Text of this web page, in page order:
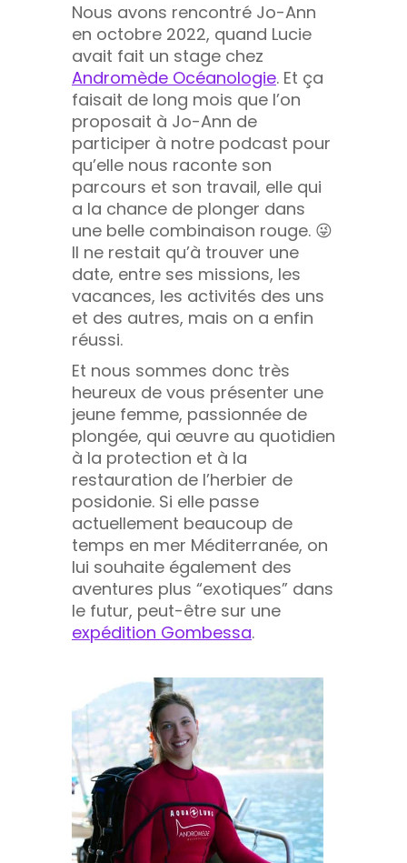
Nous avons rencontré Jo-Ann
en octobre 2022, quand Lucie
avait fait un stage chez
Andromède Océanologie. Et ça
faisait de long mois que l’on
proposait à Jo-Ann de
participer à notre podcast pour
qu’elle nous raconte son
parcours et son travail, elle qui
a la chance de plonger dans
une belle combinaison rouge. 😜
Il ne restait qu’à trouver une
date, entre ses missions, les
vacances, les activités des uns
et des autres, mais on a enfin
réussi.
Et nous sommes donc très
heureux de vous présenter une
jeune femme, passionnée de
plongée, qui œuvre au quotidien
à la protection et à la
restauration de l’herbier de
posidonie. Si elle passe
actuellement beaucoup de
temps en mer Méditerranée, on
lui souhaite également des
aventures plus “exotiques” dans
le futur, peut-être sur une
expédition Gombessa.